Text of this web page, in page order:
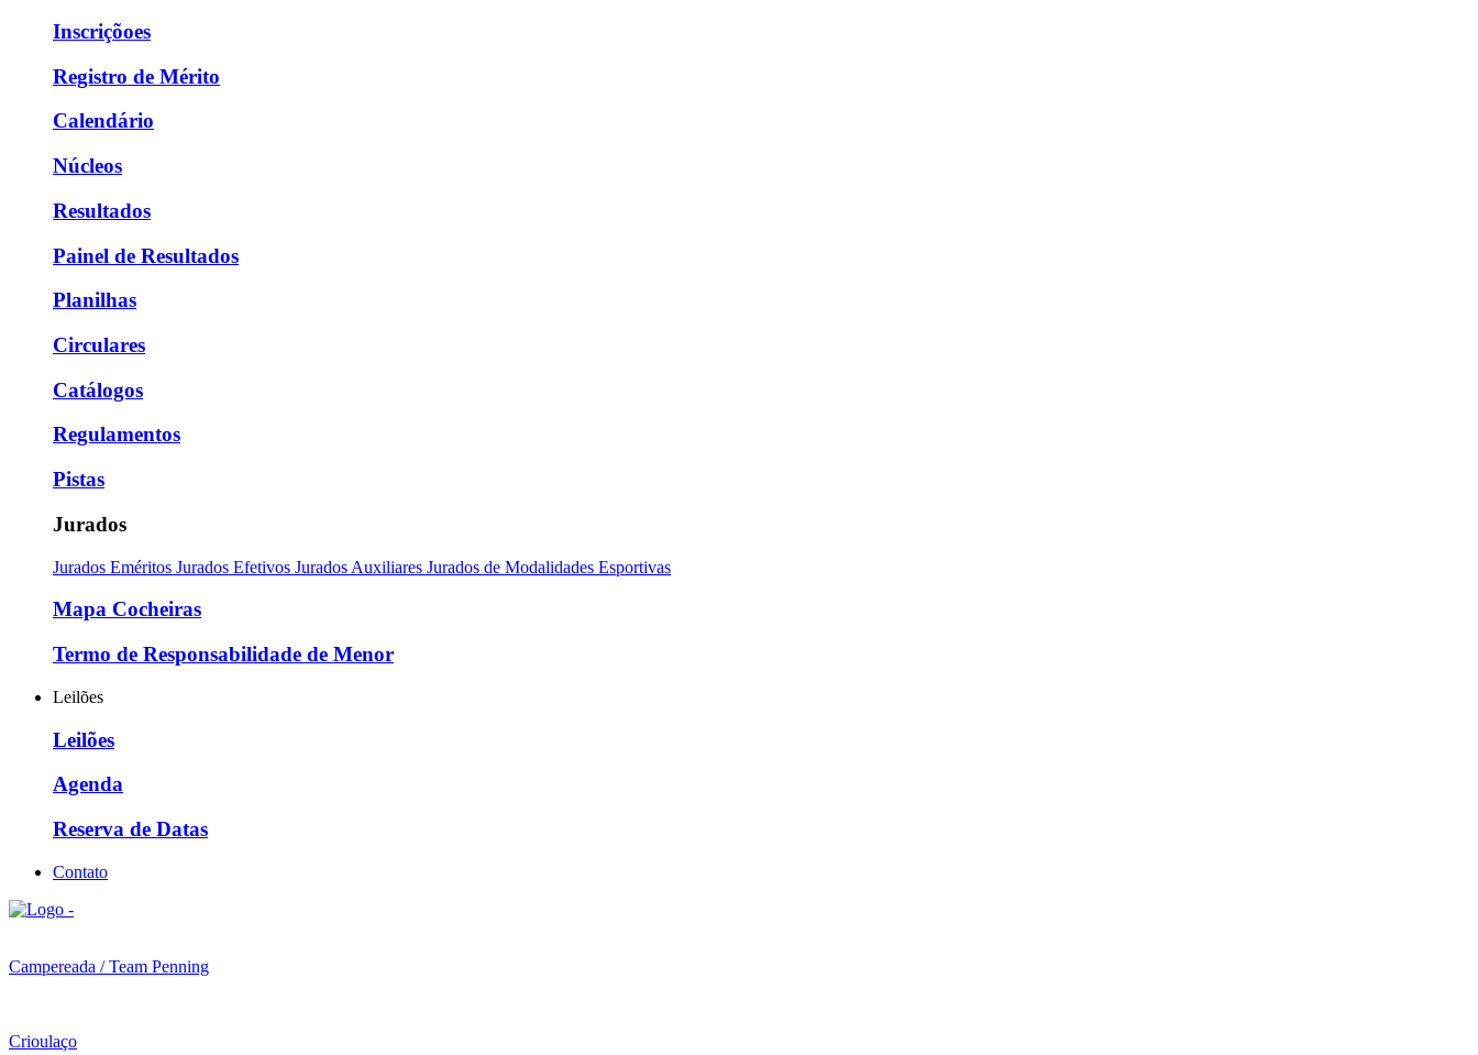
Inscriçõoes
Registro de Mérito
Calendário
Núcleos
Resultados
Painel de Resultados
Planilhas
Circulares
Catálogos
Regulamentos
Pistas
Jurados
Jurados Eméritos Jurados Efetivos Jurados Auxiliares Jurados de Modalidades Esportivas
Mapa Cocheiras
Termo de Responsabilidade de Menor
Leilões
Leilões
Agenda
Reserva de Datas
Contato
Campereada / Team Penning
Crioulaço